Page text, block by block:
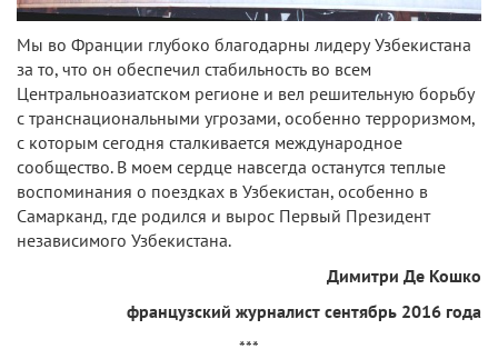
Мы во Франции глубоко благодарны лидеру Узбекистана
за то, что он обеспечил стабильность во всем
Центральноазиатском регионе и вел решительную борьбу
с транснациональными угрозами, особенно терроризмом,
с которым сегодня сталкивается международное
сообщество. В моем сердце навсегда останутся теплые
воспоминания о поездках в Узбекистан, особенно в
Самарканд, где родился и вырос Первый Президент
независимого Узбекистана.
Димитри Де Кошко
французский журналист сентябрь 2016 года
***